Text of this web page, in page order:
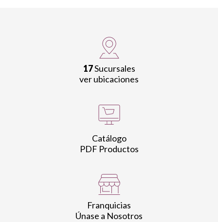
17Sucursales
ver ubicaciones
Catálogo
PDF Productos
Franquicias
Únase a Nosotros